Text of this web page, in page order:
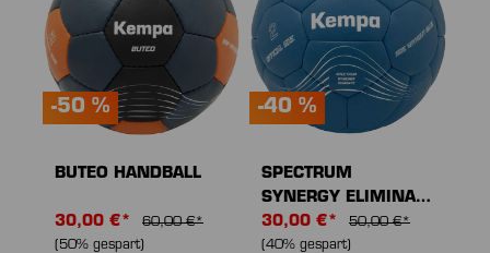
-50 %
BUTEO HANDBALL
30,00 €*
60,00 €*
(50% gespart)
-40 %
SPECTRUM
SYNERGY ELIMINATE
HANDBALL
30,00 €*
50,00 €*
(40% gespart)